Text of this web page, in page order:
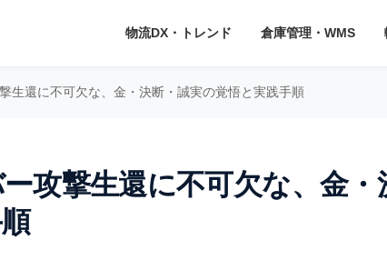
物流DX・トレンド 倉庫管理・WMS
生還に不可欠な、金・決断・誠実の覚悟と実践手順
攻撃生還に不可欠な、金・